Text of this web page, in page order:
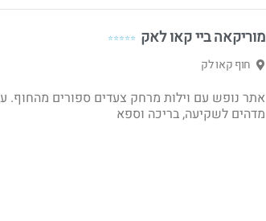
מוריקאה ביי קאו לאק ⭐⭐⭐⭐⭐
חוף קאו לק
אתר נופש עם וילות מרחק צעדים ספורים מהחוף.
מדהים לשקיעה, בריכה וספא